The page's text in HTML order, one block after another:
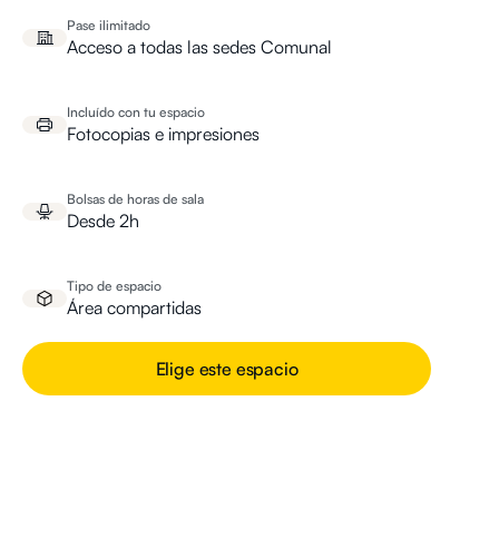
Pase ilimitado
Acceso a todas las sedes Comunal
Incluído con tu espacio
Fotocopias e impresiones
Bolsas de horas de sala
Desde 2h
Tipo de espacio
Área compartidas
Elige este espacio